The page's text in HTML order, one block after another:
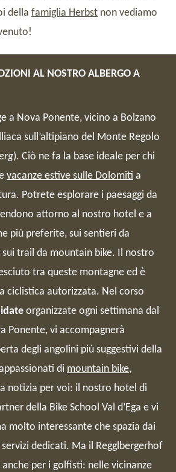
della famiglia Herbst non vediamo
AL NOSTRO ALBERGO A
a Nova Ponente, vicino a Bolzano
sull’altipiano del Monte Regolo
). Ciò ne fa la base ideale per chi
vacanze estive sulle Dolomiti a
Potrete esplorare i paesaggi da
attorno al nostro hotel e a
più preferite, sui sentieri da
trail da mountain bike. Il nostro
tra queste montagne ed è
ciclistica autorizzata. Nel corso
organizzate ogni settimana dal
Ponente, vi accompagnerà
degli angolini più suggestivi della
di mountain bike,
notizia per voi: il nostro hotel di
della Bike School Val d’Ega e vi
molto interessante che spazia dai
dedicati. Ma il Regglbergerhof
per i golfisti: nelle vicinanze